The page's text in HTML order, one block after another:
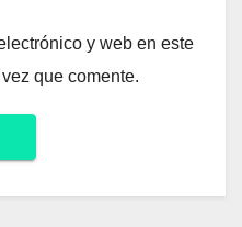
y web en este
que comente.